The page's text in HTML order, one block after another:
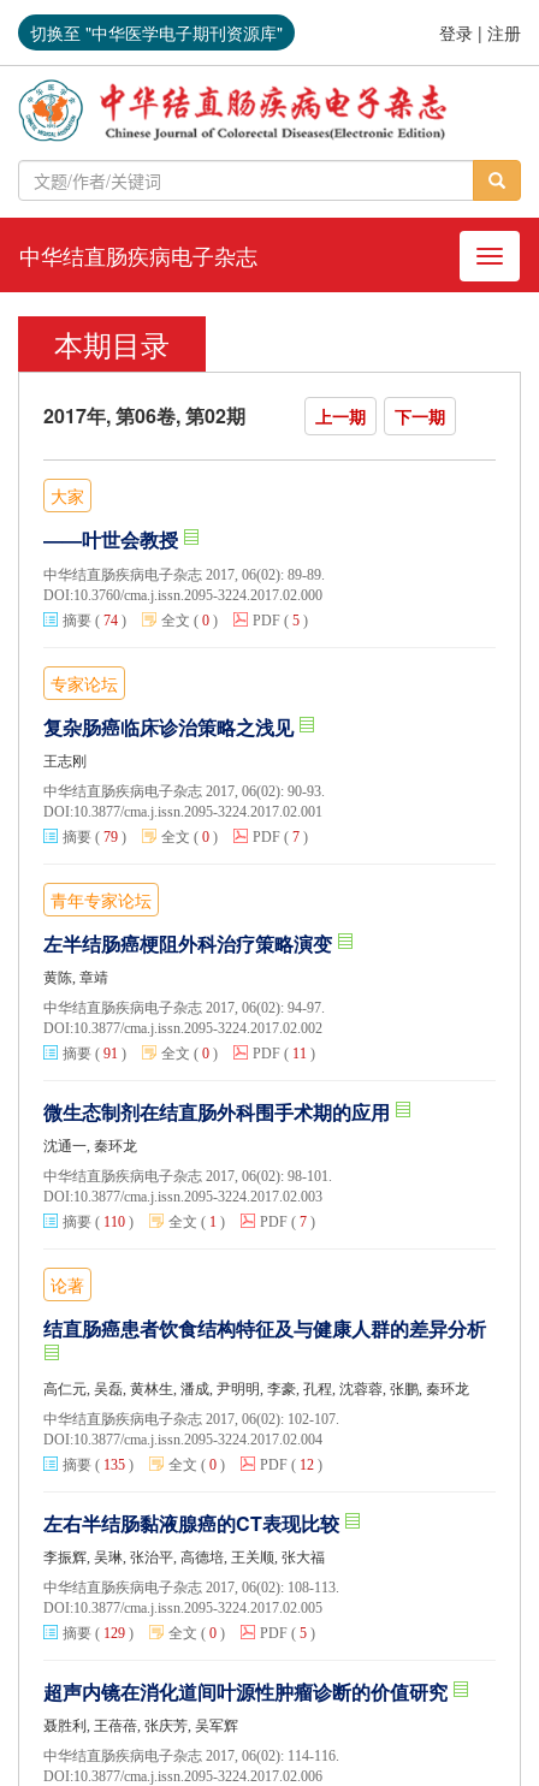
切换至 "中华医学电子期刊资源库" 登录 | 注册
导航
中华结直肠疾病电子杂志
本期目录
2017年, 第06卷, 第02期 上一期 下一期
大家
——叶世会教授
中华结直肠疾病电子杂志 2017, 06(02): 89-89.
DOI:10.3760/cma.j.issn.2095-3224.2017.02.000
摘要 ( 74 ) 全文 ( 0 ) PDF ( 5 )
专家论坛
复杂肠癌临床诊治策略之浅见
王志刚
中华结直肠疾病电子杂志 2017, 06(02): 90-93.
DOI:10.3877/cma.j.issn.2095-3224.2017.02.001
摘要 ( 79 ) 全文 ( 0 ) PDF ( 7 )
青年专家论坛
左半结肠癌梗阻外科治疗策略演变
黄陈, 章靖
中华结直肠疾病电子杂志 2017, 06(02): 94-97.
DOI:10.3877/cma.j.issn.2095-3224.2017.02.002
摘要 ( 91 ) 全文 ( 0 ) PDF ( 11 )
微生态制剂在结直肠外科围手术期的应用
沈通一, 秦环龙
中华结直肠疾病电子杂志 2017, 06(02): 98-101.
DOI:10.3877/cma.j.issn.2095-3224.2017.02.003
摘要 ( 110 ) 全文 ( 1 ) PDF ( 7 )
论著
结直肠癌患者饮食结构特征及与健康人群的差异分析
高仁元, 吴磊, 黄林生, 潘成, 尹明明, 李豪, 孔程, 沈蓉蓉, 张鹏, 秦环龙
中华结直肠疾病电子杂志 2017, 06(02): 102-107.
DOI:10.3877/cma.j.issn.2095-3224.2017.02.004
摘要 ( 135 ) 全文 ( 0 ) PDF ( 12 )
左右半结肠黏液腺癌的CT表现比较
李振辉, 吴琳, 张治平, 高德培, 王关顺, 张大福
中华结直肠疾病电子杂志 2017, 06(02): 108-113.
DOI:10.3877/cma.j.issn.2095-3224.2017.02.005
摘要 ( 129 ) 全文 ( 0 ) PDF ( 5 )
超声内镜在消化道间叶源性肿瘤诊断的价值研究
聂胜利, 王蓓蓓, 张庆芳, 吴军辉
中华结直肠疾病电子杂志 2017, 06(02): 114-116.
DOI:10.3877/cma.j.issn.2095-3224.2017.02.006